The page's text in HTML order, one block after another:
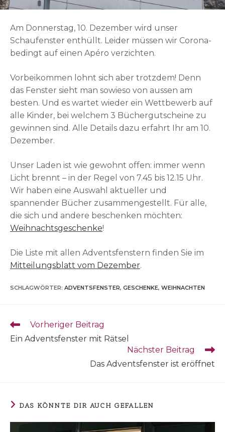
Am Donnerstag, 10. Dezember wird unser
Schaufenster enthüllt. Leider müssen wir Corona-
bedingt auf einen Apéro verzichten.
Vorbeikommen lohnt sich aber trotzdem! Denn
das Fenster sieht man sowieso von aussen am
besten. Und es wartet wieder ein Wettbewerb auf
alle Kinder, bei welchem 3 Büchergutscheine zu
gewinnen sind. Alle Details dazu erfahrt Ihr am 10.
Dezember.
Unser Laden ist wie gewohnt offen: immer wenn
Licht brennt – in der Regel von 7.45 bis 12.15 Uhr.
Wir haben eine Auswahl aktueller und
spannender Bücher zusammengestellt. Für alle,
die sich und andere beschenken möchten:
Weihnachtsgeschenke!
Die Liste mit allen Adventsfenstern finden Sie im
Mitteilungsblatt vom Dezember.
SCHLAGWÖRTER: ADVENTSFENSTER, GESCHENKE, WEIHNACHTEN
Weitere
Artikel
ansehen
Vorheriger Beitrag
Ein Adventsfenster mit Rätsel
Nächster Beitrag
Das Adventsfenster ist eröffnet
DAS KÖNNTE DIR AUCH GEFALLEN